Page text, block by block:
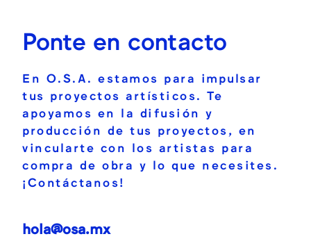
Ponte en contacto
En O.S.A. estamos para impulsar
tus proyectos artísticos. Te
apoyamos en la difusión y
producción de tus proyectos, en
vincularte con los artistas para
compra de obra y lo que necesites.
¡Contáctanos!
hola@osa.mx